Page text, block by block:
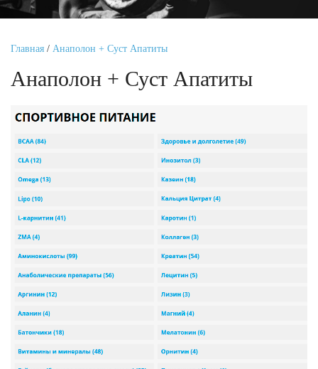
Главная / Анаполон + Суст Апатиты
Анаполон + Суст Апатиты